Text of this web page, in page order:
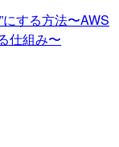
にする方法〜AWS
仕組み〜